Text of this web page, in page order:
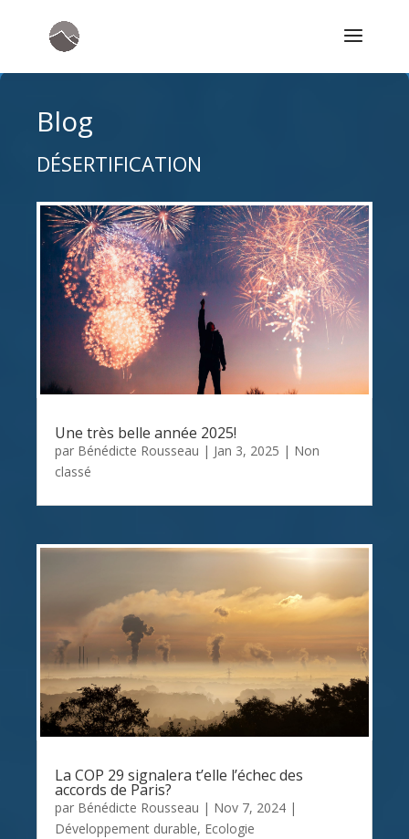
Blog
DÉSERTIFICATION
Une très belle année 2025!
par Bénédicte Rousseau | Jan 3, 2025 | Non
classé
La COP 29 signalera t’elle l’échec des
accords de Paris?
par Bénédicte Rousseau | Nov 7, 2024 |
Développement durable, Ecologie